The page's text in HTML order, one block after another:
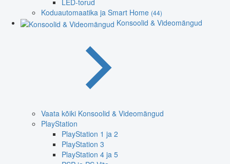
LED-torud
Koduautomaatika ja Smart Home (44)
Konsoolid & Videomängud
Vaata kõiki Konsoolid & Videomängud
PlayStation
PlayStation 1 ja 2
PlayStation 3
PlayStation 4 ja 5